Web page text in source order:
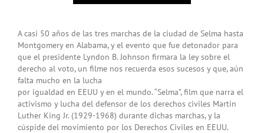
A casi 50 años de las tres marchas de la ciudad de Selma hasta
Montgomery en Alabama, y el evento que fue detonador para
que el presidente Lyndon B. Johnson firmara la ley sobre el
derecho al voto, un filme nos recuerda esos sucesos y que, aún
falta mucho en la lucha
por igualdad en EEUU y en el mundo. “Selma”, film que narra el
activismo y lucha del defensor de los derechos civiles Martin
Luther King Jr. (1929-1968) durante dichas marchas, y la
cúspide del movimiento por los Derechos Civiles en EEUU.